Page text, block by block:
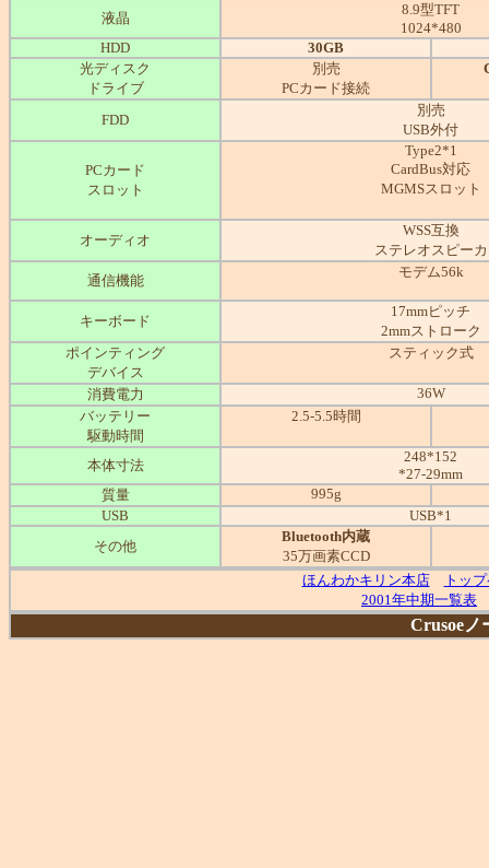
液晶
8.9型TFT
1024*480
HDD
30GB
光ディスク
ドライブ
別売
PCカード接続
FDD
別売
USB外付
PCカード
スロット
Type2*1
CardBus対応
MGMSスロット
オーディオ
WSS互換
ステレオスピーカ
通信機能
モデム56k
キーボード
17mmピッチ
2mmストローク
ポインティング
デバイス
スティック式
消費電力
36W
バッテリー
駆動時間
2.5-5.5時間
本体寸法
248*152
*27-29mm
質量
995g
USB
USB*1
その他
Bluetooth内蔵
35万画素CCD
ほんわかキリン本店
トッ
2001年中期一覧表
Crusoeノ